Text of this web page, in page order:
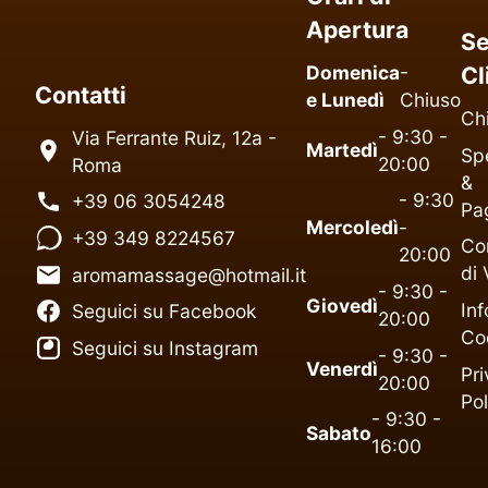
Contatti
Via Ferrante Ruiz, 12a -
Roma
+39 06 3054248
+39 349 8224567
aromamassage@hotmail.it
Seguici su Facebook
Seguici su Instagram
Apertura
Domenica
e Lunedì
-
Chiuso
Martedì
- 9:30 -
20:00
Mercoledì
- 9:30
-
20:00
Giovedì
- 9:30 -
20:00
Venerdì
- 9:30 -
20:00
Sabato
- 9:30 -
16:00
&
di